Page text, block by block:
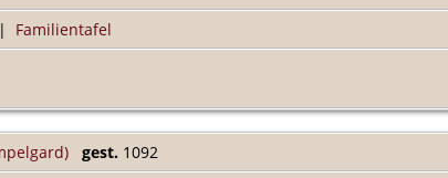
| Familientafel
gest. 1092